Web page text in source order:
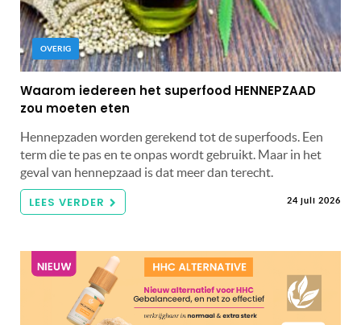
OVERIG
Waarom iedereen het superfood HENNEPZAAD
zou moeten eten
Hennepzaden worden gerekend tot de superfoods. Een
term die te pas en te onpas wordt gebruikt. Maar in het
geval van hennepzaad is dat meer dan terecht.
LEES VERDER 24 juli 2026